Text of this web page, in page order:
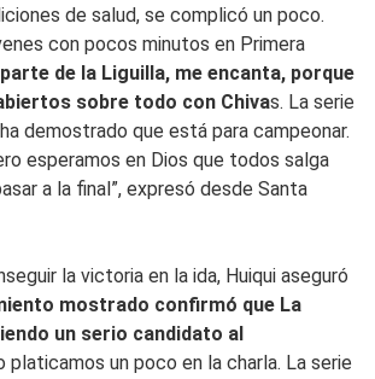
de salud, se complicó un poco.
con pocos minutos en Primera
de la Liguilla, me encanta, porque
sobre todo con Chivas. La serie
demostrado que está para campeonar.
esperamos en Dios que todos salga
a la final”, expresó desde Santa
la victoria en la ida, Huiqui aseguró
mostrado confirmó que La
un serio candidato al
platicamos un poco en la charla. La serie